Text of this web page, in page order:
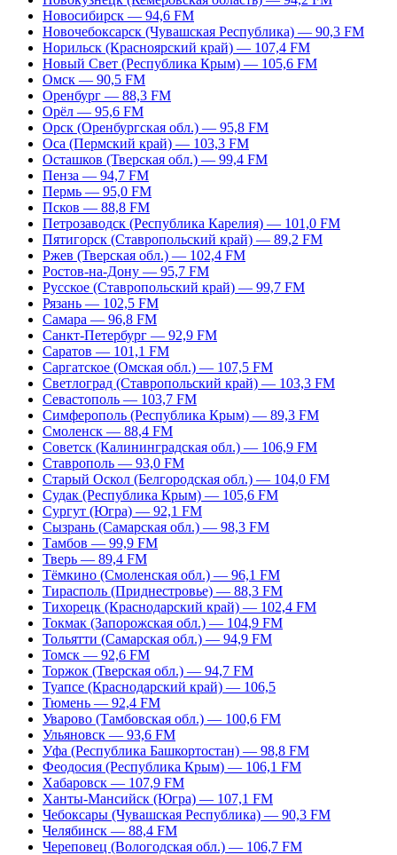
Новосибирск — 94,6 FM
Новочебоксарск (Чувашская Республика) — 90,3 FM
Норильск (Красноярский край) — 107,4 FM
Новый Свет (Республика Крым) — 105,6 FM
Омск — 90,5 FM
Оренбург — 88,3 FM
Орёл — 95,6 FM
Орск (Оренбургская обл.) — 95,8 FM
Оса (Пермский край) — 103,3 FM
Осташков (Тверская обл.) — 99,4 FM
Пенза — 94,7 FM
Пермь — 95,0 FM
Псков — 88,8 FM
Петрозаводск (Республика Карелия) — 101,0 FM
Пятигорск (Ставропольский край) — 89,2 FM
Ржев (Тверская обл.) — 102,4 FM
Ростов-на-Дону — 95,7 FM
Русское (Ставропольский край) — 99,7 FM
Рязань — 102,5 FM
Самара — 96,8 FM
Санкт-Петербург — 92,9 FM
Саратов — 101,1 FM
Саргатское (Омская обл.) — 107,5 FM
Светлоград (Ставропольский край) — 103,3 FM
Севастополь — 103,7 FM
Симферополь (Республика Крым) — 89,3 FM
Смоленск — 88,4 FM
Советск (Калининградская обл.) — 106,9 FM
Ставрополь — 93,0 FM
Старый Оскол (Белгородская обл.) — 104,0 FM
Судак (Республика Крым) — 105,6 FM
Сургут (Югра) — 92,1 FM
Сызрань (Самарская обл.) — 98,3 FM
Тамбов — 99,9 FM
Тверь — 89,4 FM
Тёмкино (Смоленская обл.) — 96,1 FM
Тирасполь (Приднестровье) — 88,3 FM
Тихорецк (Краснодарский край) — 102,4 FM
Токмак (Запорожская обл.) — 104,9 FM
Тольятти (Самарская обл.) — 94,9 FM
Томск — 92,6 FM
Торжок (Тверская обл.) — 94,7 FM
Туапсе (Краснодарский край) — 106,5
Тюмень — 92,4 FM
Уварово (Тамбовская обл.) — 100,6 FM
Ульяновск — 93,6 FM
Уфа (Республика Башкортостан) — 98,8 FM
Феодосия (Республика Крым) — 106,1 FM
Хабаровск — 107,9 FM
Ханты-Мансийск (Югра) — 107,1 FM
Чебоксары (Чувашская Республика) — 90,3 FM
Челябинск — 88,4 FM
Череповец (Вологодская обл.) — 106,7 FM